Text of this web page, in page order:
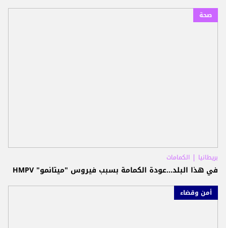
صحة
بريطانيا الكمامات
في هذا البلد...عودة الكمامة بسبب فيروس "ميتانمو" HMPV
أمن وقضاء